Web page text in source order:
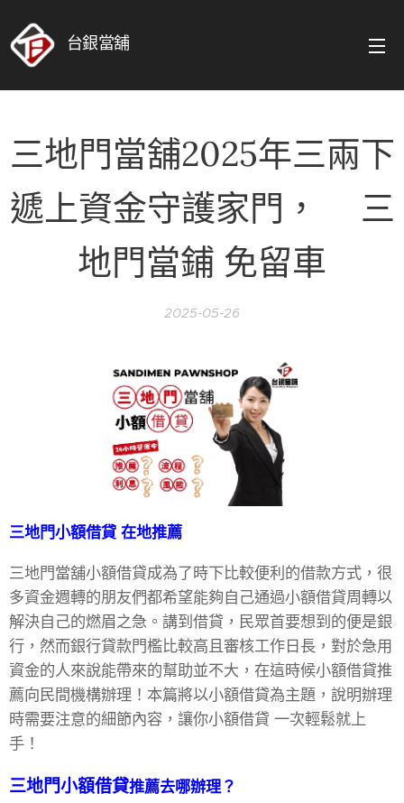
台銀當舖
三地門當舖2025年三兩下
遞上資金守護家門，❤️三
地門當鋪 免留車
2025-05-26
三地門小額借貸 在地推薦
三地門當舖小額借貸成為了時下比較便利的借款方式，很
多資金週轉的朋友們都希望能夠自己通過小額借貸周轉以
解決自己的燃眉之急。講到借貸，民眾首要想到的便是銀
行，然而銀行貸款門檻比較高且審核工作日長，對於急用
資金的人來說能帶來的幫助並不大，在這時候小額借貸推
薦向民間機構辦理！本篇將以小額借貸為主題，說明辦理
時需要注意的細節內容，讓你小額借貸 一次輕鬆就上
手！
三地門小額借貸推薦去哪辦理？